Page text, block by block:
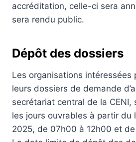
accréditation, celle-ci sera
sera rendu public.
Dépôt des dossiers
Les organisations intéressées
leurs dossiers de demande
secrétariat central de la CENI,
les jours ouvrables à partir du
2025, de 07h00 à 12h00 et